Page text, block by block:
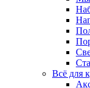
Всё для